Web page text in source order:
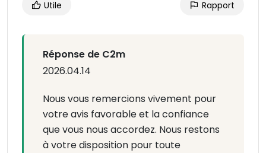
Utile Rapport
Réponse de C2m
2026.04.14
Nous vous remercions vivement pour
votre avis favorable et la confiance
que vous nous accordez. Nous restons
à votre disposition pour toute